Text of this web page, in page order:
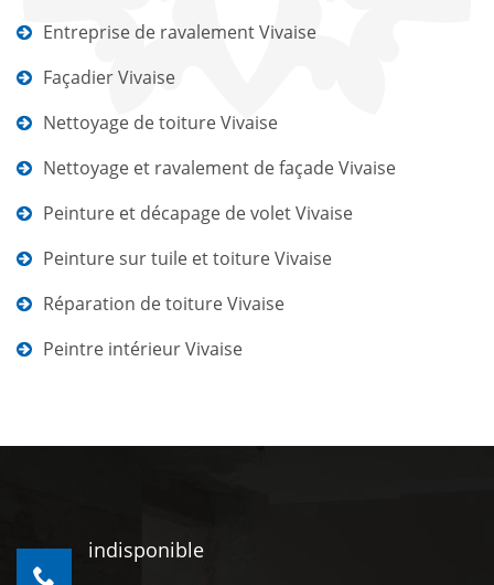
Entreprise de ravalement Vivaise
Façadier Vivaise
Nettoyage de toiture Vivaise
Nettoyage et ravalement de façade Vivaise
Peinture et décapage de volet Vivaise
Peinture sur tuile et toiture Vivaise
Réparation de toiture Vivaise
Peintre intérieur Vivaise
indisponible